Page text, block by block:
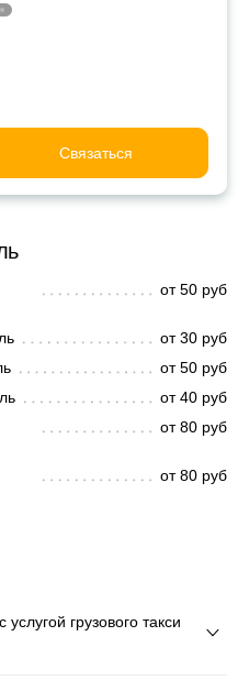
Связаться
от 50 руб
от 30 руб
от 50 руб
от 40 руб
от 80 руб
от 80 руб
услугой грузового такси